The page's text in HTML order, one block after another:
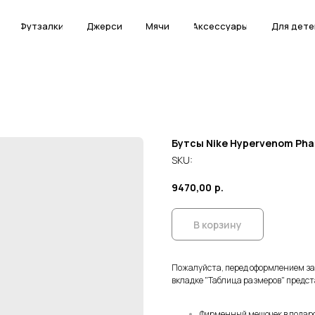
Аксессуары Для
Джерси Мячи
Футзалки Аксессуары Для
Джерси Мячи
Футзалки
Бутсы Nike Hypervenom
SKU:
9470,00 р.
В корзину
Пожалуйста, перед оформлением
вкладке "Таблица размеров"